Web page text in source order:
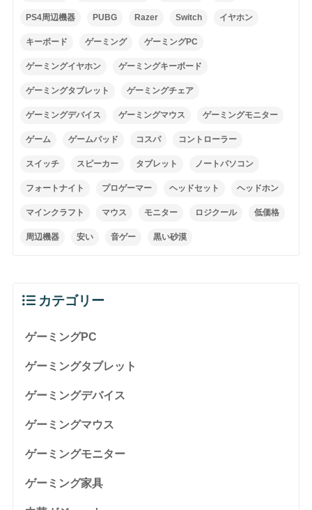
PS4周辺機器 PUBG Razer Switch イヤホン
キーボード ゲーミング ゲーミングPC
ゲーミングイヤホン ゲーミングキーボード
ゲーミングタブレット ゲーミングチェア
ゲーミングデバイス ゲーミングマウス ゲーミングモニター
ゲーム ゲームパッド コスパ コントローラー
スイッチ スピーカー タブレット ノートパソコン
フォートナイト プロゲーマー ヘッドセット ヘッドホン
マインクラフト マウス モニター ロジクール 低価格
周辺機器 安い 音ゲー 黒い砂漠
カテゴリー
ゲーミングPC
ゲーミングタブレット
ゲーミングデバイス
ゲーミングマウス
ゲーミングモニター
ゲーミング家具